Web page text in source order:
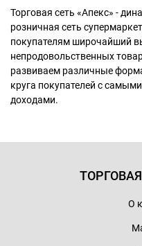
Торговая сеть «Апекс» -
розничная сеть
покупателям широчайший
непродовольственных
развиваем различные
круга покупателей с
доходами.
О